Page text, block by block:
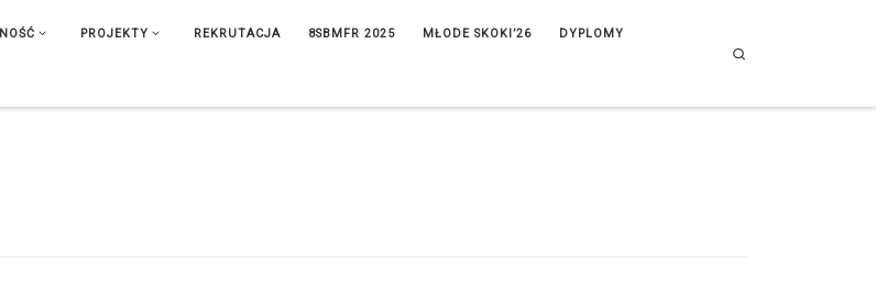
PROJEKTY REKRUTACJA 8SBMFR 2025 MŁODE SKOKI’26 DYPLOMY